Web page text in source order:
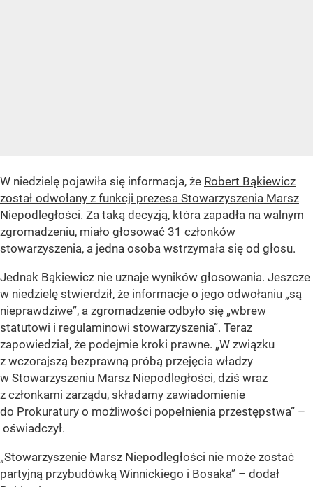
W niedzielę pojawiła się informacja, że Robert Bąkiewicz
został odwołany z funkcji prezesa Stowarzyszenia Marsz
Niepodległości. Za taką decyzją, która zapadła na walnym
zgromadzeniu, miało głosować 31 członków
stowarzyszenia, a jedna osoba wstrzymała się od głosu.
Jednak Bąkiewicz nie uznaje wyników głosowania. Jeszcze
w niedzielę stwierdził, że informacje o jego odwołaniu „są
nieprawdziwe”, a zgromadzenie odbyło się „wbrew
statutowi i regulaminowi stowarzyszenia”. Teraz
zapowiedział, że podejmie kroki prawne. „W związku
z wczorajszą bezprawną próbą przejęcia władzy
w Stowarzyszeniu Marsz Niepodległości, dziś wraz
z członkami zarządu, składamy zawiadomienie
do Prokuratury o możliwości popełnienia przestępstwa” –
oświadczył.
„Stowarzyszenie Marsz Niepodległości nie może zostać
partyjną przybudówką Winnickiego i Bosaka” – dodał